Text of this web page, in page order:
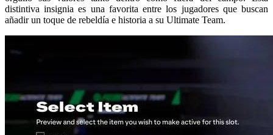
distintiva insignia es una favorita entre los jugadores que buscan
añadir un toque de rebeldía e historia a su Ultimate Team.